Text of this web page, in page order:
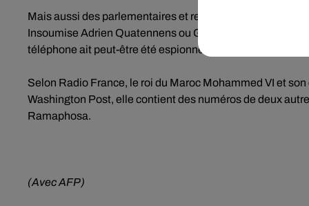
Mais aussi des parlementaires et responsables
Insoumise Adrien Quatennens ou Gilles Le Gendre
téléphone ait peut-être été espionné via Pegasus.
Selon Radio France, le roi du Maroc Mohammed VI et
Washington Post, elle contient des numéros de deux
Ramaphosa.
(Avec AFP)